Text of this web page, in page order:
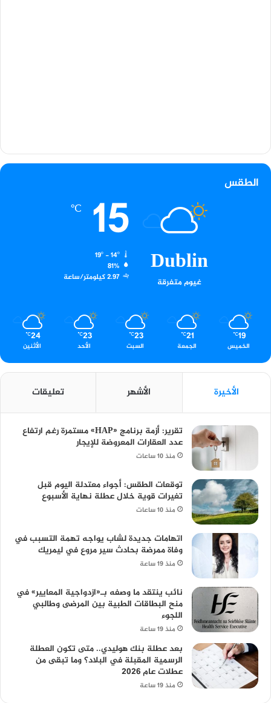
الطقس
Dublin
غيوم متفرقة
15
℃
19º - 14º
81%
2.97 كيلومتر/ساعة
19
℃
الخميس
21
℃
الجمعة
23
℃
السبت
23
℃
الأحد
24
℃
الأثنين
الأخيرة الأشهر تعليقات
تقرير: أزمة برنامج «HAP» مستمرة رغم ارتفاع
عدد العقارات المعروضة للإيجار
منذ 10 ساعات
توقعات الطقس: أجواء معتدلة اليوم قبل
تغيرات قوية خلال عطلة نهاية الأسبوع
منذ 10 ساعات
اتهامات جديدة لشاب يواجه تهمة التسبب في
وفاة ممرضة بحادث سير مروع في ليمريك
منذ 19 ساعة
نائب ينتقد ما وصفه بـ«ازدواجية المعايير» في
منح البطاقات الطبية بين المرضى وطالبي
اللجوء
منذ 19 ساعة
بعد عطلة بنك هوليدي.. متى تكون العطلة
الرسمية المقبلة في البلاد؟ وما تبقى من
عطلات عام 2026
منذ 19 ساعة